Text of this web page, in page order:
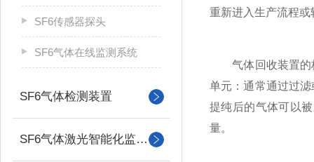
SF6传感器探头
SF6气体在线监测系统
SF6气体检测装置
SF6气体激光智能化监控系统
重新进入生产流程
气体回收装置的核
单元：通常通过过
提纯后的气体可以
量。